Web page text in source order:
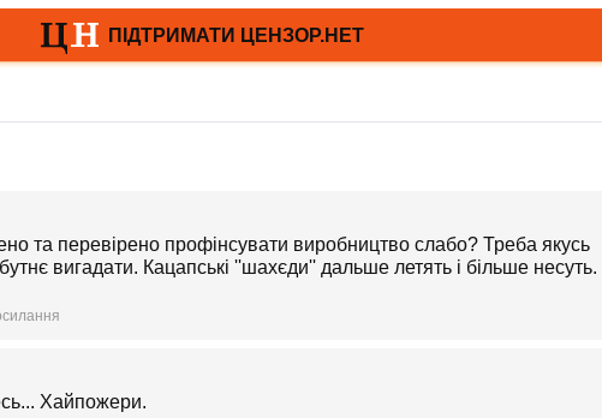
та перевірено профінсувати виробництво слабо? Треба якусь
вигадати. Кацапські ''шахєди'' дальше летять і більше несуть.
Хайпожери.